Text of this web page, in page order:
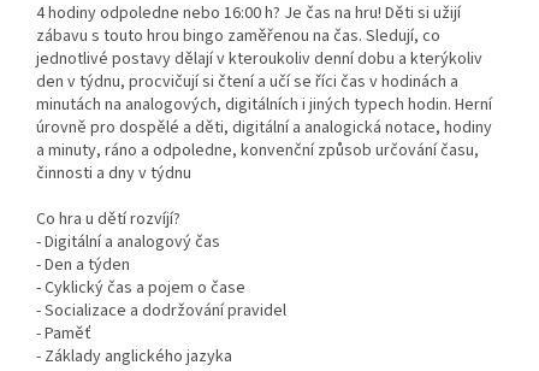
4 hodiny odpoledne nebo 16:00 h? Je čas na hru! Děti si užijí
zábavu s touto hrou bingo zaměřenou na čas. Sledují, co
jednotlivé postavy dělají v kteroukoliv denní dobu a kterýkoliv
den v týdnu, procvičují si čtení a učí se říci čas v hodinách a
minutách na analogových, digitálních i jiných typech hodin. Herní
úrovně pro dospělé a děti, digitální a analogická notace, hodiny
a minuty, ráno a odpoledne, konvenční způsob určování času,
činnosti a dny v týdnu
Co hra u dětí rozvíjí?
- Digitální a analogový čas
- Den a týden
- Cyklický čas a pojem o čase
- Socializace a dodržování pravidel
- Paměť
- Základy anglického jazyka